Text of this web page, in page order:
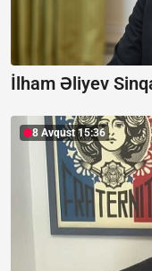
İlham Əliyev
8 Avqust 15:36